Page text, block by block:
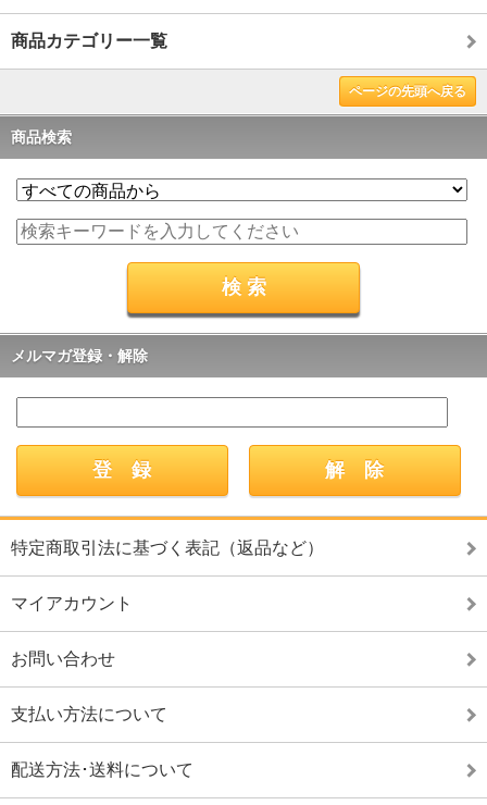
商品カテゴリー一覧
ページの先頭へ戻る
商品検索
メルマガ登録・解除
特定商取引法に基づく表記（返品など）
マイアカウント
お問い合わせ
支払い方法について
配送方法･送料について